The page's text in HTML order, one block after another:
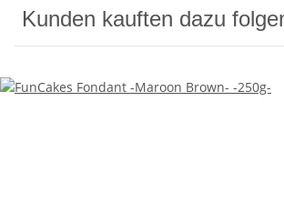
Kunden kauften dazu